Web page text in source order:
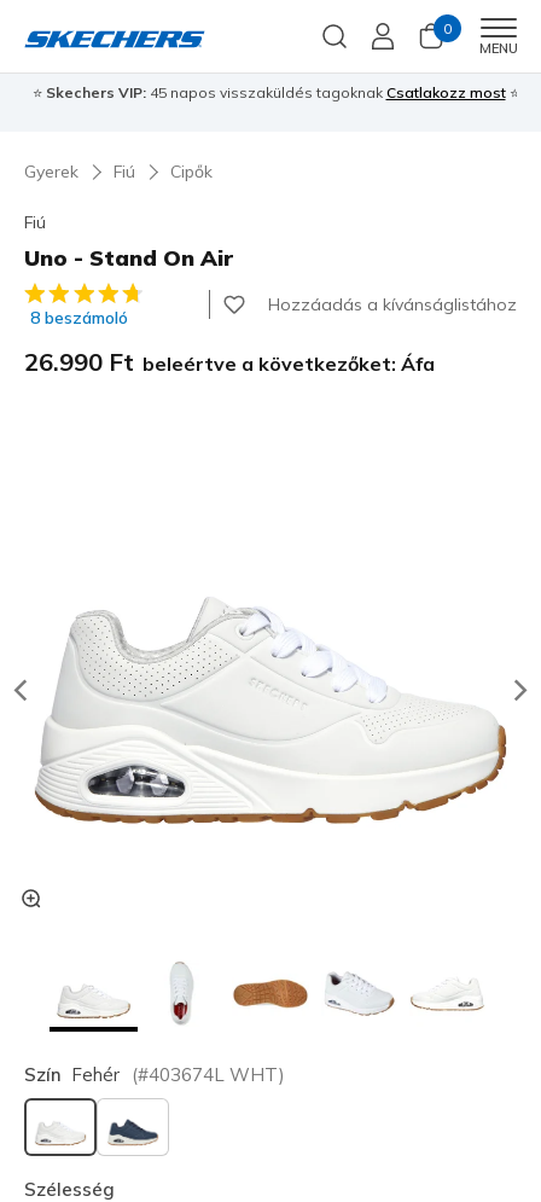
0
MENU
⭐Skechers VIP:45 napos visszaküldés tagoknakCsatlakozz most⭐
Gyerek Fiú Cipők
Fiú
Uno - Stand On Air
3,7 az 5-ből ügyfélértékelés
8 beszámoló
Hozzáadás a kívánságlistához
26.990 Ft beleértve a következőket: Áfa
Szín Fehér (#403674L WHT)
kiválasztva
Szélesség